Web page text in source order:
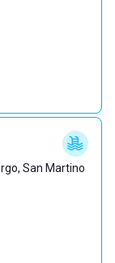
San Martino